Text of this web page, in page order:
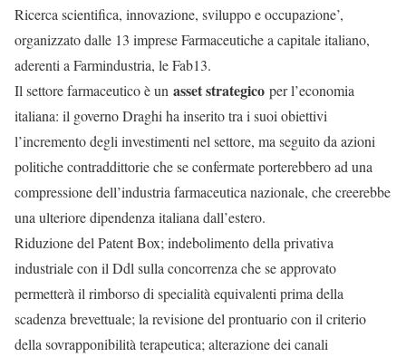
Ricerca scientifica, innovazione, sviluppo e occupazione’,
organizzato dalle 13 imprese Farmaceutiche a capitale italiano,
aderenti a Farmindustria, le Fab13.
Il settore farmaceutico è un asset strategico per l’economia
italiana: il governo Draghi ha inserito tra i suoi obiettivi
l’incremento degli investimenti nel settore, ma seguito da azioni
politiche contraddittorie che se confermate porterebbero ad una
compressione dell’industria farmaceutica nazionale, che creerebbe
una ulteriore dipendenza italiana dall’estero.
Riduzione del Patent Box; indebolimento della privativa
industriale con il Ddl sulla concorrenza che se approvato
permetterà il rimborso di specialità equivalenti prima della
scadenza brevettuale; la revisione del prontuario con il criterio
della sovrapponibilità terapeutica; alterazione dei canali